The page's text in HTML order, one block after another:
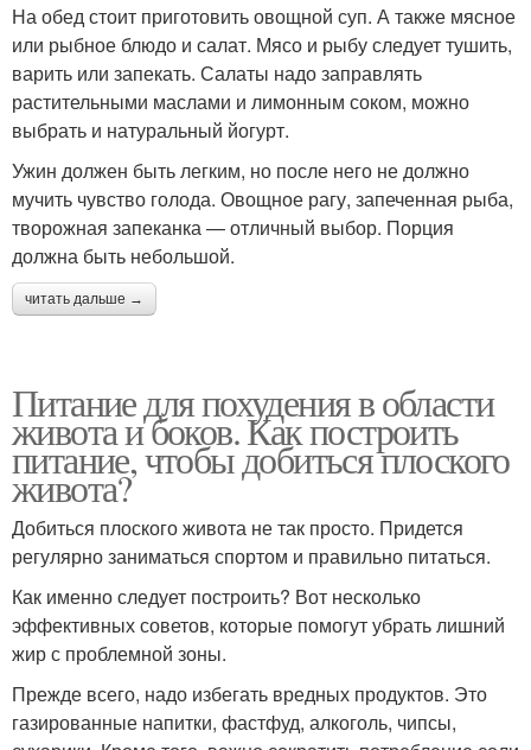
На обед стоит приготовить овощной суп. А также мясное
или рыбное блюдо и салат. Мясо и рыбу следует тушить,
варить или запекать. Салаты надо заправлять
растительными маслами и лимонным соком, можно
выбрать и натуральный йогурт.
Ужин должен быть легким, но после него не должно
мучить чувство голода. Овощное рагу, запеченная рыба,
творожная запеканка — отличный выбор. Порция
должна быть небольшой.
читать дальше →
Питание для похудения в области
живота и боков. Как построить
питание, чтобы добиться плоского
живота?
Добиться плоского живота не так просто. Придется
регулярно заниматься спортом и правильно питаться.
Как именно следует построить? Вот несколько
эффективных советов, которые помогут убрать лишний
жир с проблемной зоны.
Прежде всего, надо избегать вредных продуктов. Это
газированные напитки, фастфуд, алкоголь, чипсы,